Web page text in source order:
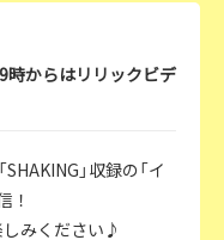
時からはリリックビデ
」収録の「イ
！
みください♪